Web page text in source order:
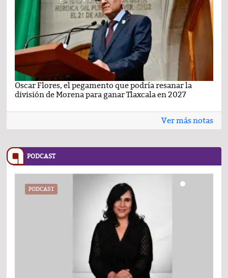
Oscar Flores, el pegamento que podría resanar la
división de Morena para ganar Tlaxcala en 2027
Ver más notas
PODCAST
PODCAST